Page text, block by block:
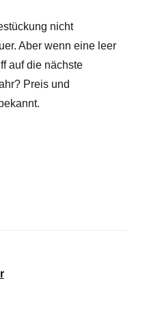
nicht
Aber wenn eine leer
auf die nächste
Preis und